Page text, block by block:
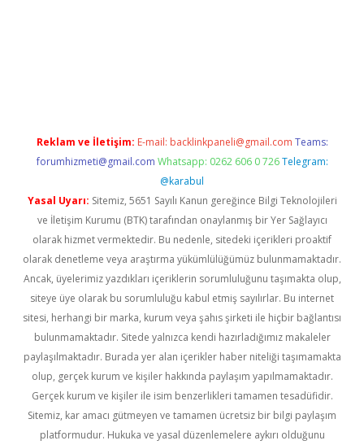
Reklam ve İletişim: E-mail: backlinkpaneli@gmail.com Teams:
forumhizmeti@gmail.com Whatsapp: 0262 606 0 726 Telegram:
@karabul
Yasal Uyarı: Sitemiz, 5651 Sayılı Kanun gereğince Bilgi Teknolojileri
ve İletişim Kurumu (BTK) tarafından onaylanmış bir Yer Sağlayıcı
olarak hizmet vermektedir. Bu nedenle, sitedeki içerikleri proaktif
olarak denetleme veya araştırma yükümlülüğümüz bulunmamaktadır.
Ancak, üyelerimiz yazdıkları içeriklerin sorumluluğunu taşımakta olup,
siteye üye olarak bu sorumluluğu kabul etmiş sayılırlar. Bu internet
sitesi, herhangi bir marka, kurum veya şahıs şirketi ile hiçbir bağlantısı
bulunmamaktadır. Sitede yalnızca kendi hazırladığımız makaleler
paylaşılmaktadır. Burada yer alan içerikler haber niteliği taşımamakta
olup, gerçek kurum ve kişiler hakkında paylaşım yapılmamaktadır.
Gerçek kurum ve kişiler ile isim benzerlikleri tamamen tesadüfidir.
Sitemiz, kar amacı gütmeyen ve tamamen ücretsiz bir bilgi paylaşım
platformudur. Hukuka ve yasal düzenlemelere aykırı olduğunu